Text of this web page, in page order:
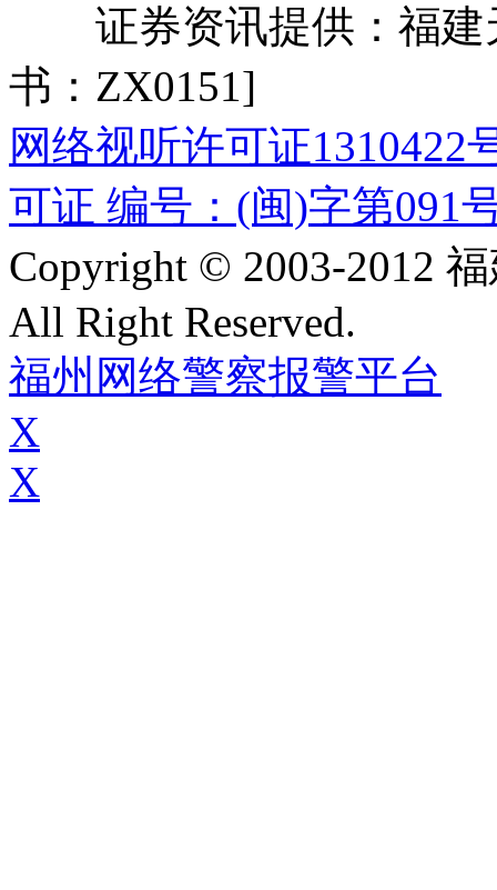
证券资讯提供：福建
书：ZX0151]
网络视听许可证1310422
可证 编号：(闽)字第091
Copyright © 2003-2012
All Right Reserved.
福州网络警察报警平台
X
X